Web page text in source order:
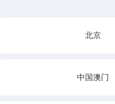
北京
中国澳门